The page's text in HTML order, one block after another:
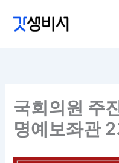
로
국회의원 주
명예보좌관